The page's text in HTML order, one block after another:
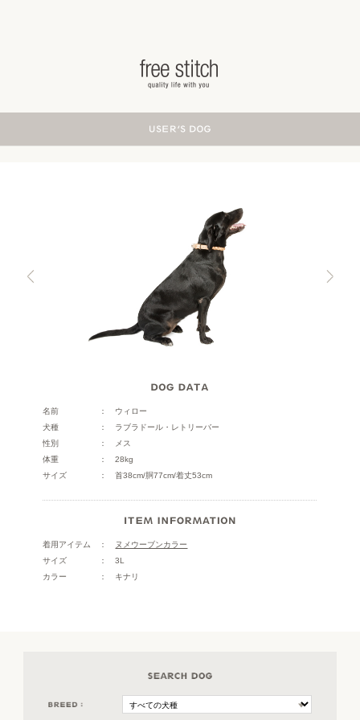
名前
ウィロー
犬種
ラブラドール・レトリーバー
性別
メス
体重
28kg
サイズ
首38cm/胴77cm/着丈53cm
着用アイテム
ヌメウーブンカラー
サイズ
3L
カラー
キナリ